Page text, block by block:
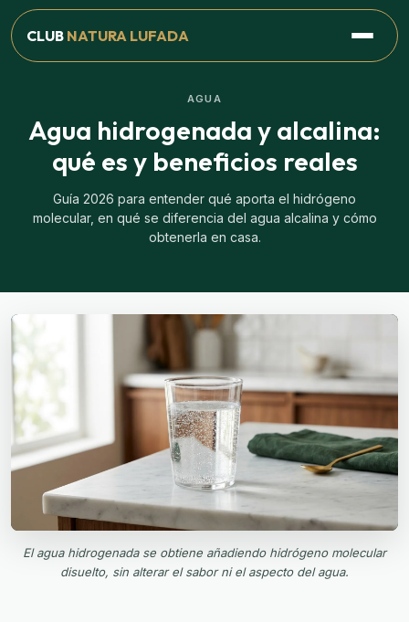
CLUB NATURA LUFADA
AGUA
Agua hidrogenada y alcalina:
qué es y beneficios reales
Guía 2026 para entender qué aporta el hidrógeno
molecular, en qué se diferencia del agua alcalina y cómo
obtenerla en casa.
El agua hidrogenada se obtiene añadiendo hidrógeno molecular
disuelto, sin alterar el sabor ni el aspecto del agua.